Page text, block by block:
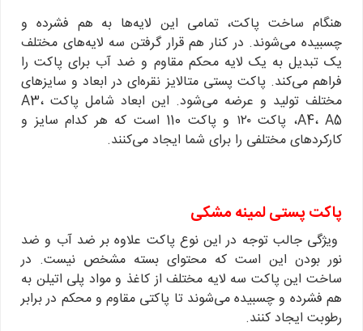
هنگام ساخت پاکت، تمامی این لایه‌ها به هم فشرده و
چسبیده می‌شوند. در کنار هم قرار گرفتن سه لایه‌های مختلف
یک تبدیل به یک لایه محکم مقاوم و ضد آب برای پاکت را
فراهم می‌کند. پاکت پستی متالایز نقره‌ای در ابعاد و سایزهای
مختلف تولید و عرضه می‌شود. این ابعاد شامل پاکت A3،
A4، A5، پاکت ۱۲۰ و پاکت 110 است که هر کدام سایز و
کارکردهای مختلفی را برای شما ایجاد می‌کنند.
پاکت پستی لمینه مشکی
ویژگی جالب توجه در این نوع پاکت علاوه بر ضد آب و ضد
نور بودن این است که محتوای بسته مشخص نیست. در
ساخت این پاکت سه لایه مختلف از کاغذ و مواد پلی اتیلن به
هم فشرده و چسبیده می‌شوند تا پاکتی مقاوم و محکم در برابر
رطوبت ایجاد کنند.